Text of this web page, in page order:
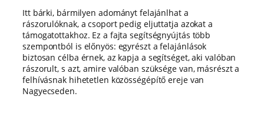
Itt bárki, bármilyen adományt felajánlhat a
rászorulóknak, a csoport pedig eljuttatja azokat a
támogatottakhoz. Ez a fajta segítségnyújtás több
szempontból is előnyös: egyrészt a felajánlások
biztosan célba érnek, az kapja a segítséget, aki valóban
rászorult, s azt, amire valóban szüksége van, másrészt a
felhívásnak hihetetlen közösségépítő ereje van
Nagyecseden.